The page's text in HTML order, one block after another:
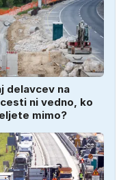
delavcev na
ni vedno, ko
mimo?